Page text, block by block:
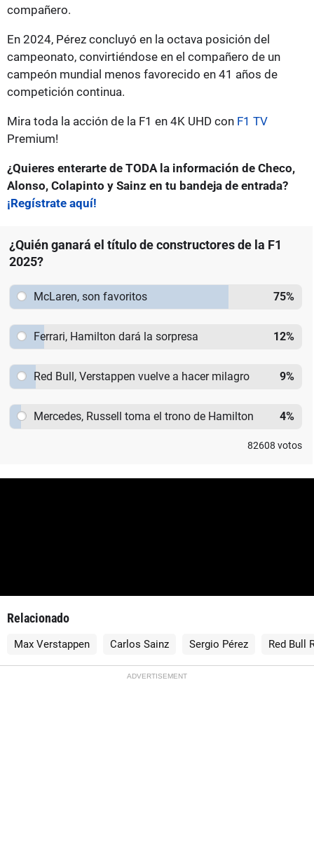
compañero.
En 2024, Pérez concluyó en la octava posición del
campeonato, convirtiéndose en el compañero de un
campeón mundial menos favorecido en 41 años de
competición continua.
Mira toda la acción de la F1 en 4K UHD con F1 TV
Premium!
¿Quieres enterarte de TODA la información de Checo,
Alonso, Colapinto y Sainz en tu bandeja de entrada?
¡Regístrate aquí!
¿Quién ganará el título de constructores de la F1
2025?
McLaren, son favoritos 75%
Ferrari, Hamilton dará la sorpresa 12%
Red Bull, Verstappen vuelve a hacer milagro 9%
Mercedes, Russell toma el trono de Hamilton 4%
82608 votos
Relacionado
Max Verstappen Carlos Sainz Sergio Pérez Red Bull
ADVERTISEMENT